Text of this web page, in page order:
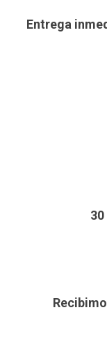
Entrega